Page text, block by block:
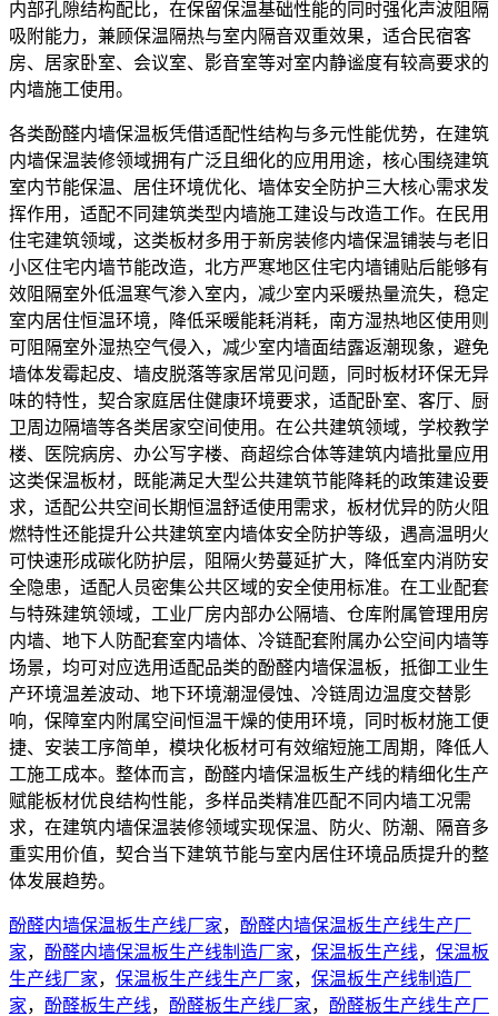
内部孔隙结构配比，在保留保温基础性能的同时强化声波阻隔
吸附能力，兼顾保温隔热与室内隔音双重效果，适合民宿客
房、居家卧室、会议室、影音室等对室内静谧度有较高要求的
内墙施工使用。
各类酚醛内墙保温板凭借适配性结构与多元性能优势，在建筑
内墙保温装修领域拥有广泛且细化的应用用途，核心围绕建筑
室内节能保温、居住环境优化、墙体安全防护三大核心需求发
挥作用，适配不同建筑类型内墙施工建设与改造工作。在民用
住宅建筑领域，这类板材多用于新房装修内墙保温铺装与老旧
小区住宅内墙节能改造，北方严寒地区住宅内墙铺贴后能够有
效阻隔室外低温寒气渗入室内，减少室内采暖热量流失，稳定
室内居住恒温环境，降低采暖能耗消耗，南方湿热地区使用则
可阻隔室外湿热空气侵入，减少室内墙面结露返潮现象，避免
墙体发霉起皮、墙皮脱落等家居常见问题，同时板材环保无异
味的特性，契合家庭居住健康环境要求，适配卧室、客厅、厨
卫周边隔墙等各类居家空间使用。在公共建筑领域，学校教学
楼、医院病房、办公写字楼、商超综合体等建筑内墙批量应用
这类保温板材，既能满足大型公共建筑节能降耗的政策建设要
求，适配公共空间长期恒温舒适使用需求，板材优异的防火阻
燃特性还能提升公共建筑室内墙体安全防护等级，遇高温明火
可快速形成碳化防护层，阻隔火势蔓延扩大，降低室内消防安
全隐患，适配人员密集公共区域的安全使用标准。在工业配套
与特殊建筑领域，工业厂房内部办公隔墙、仓库附属管理用房
内墙、地下人防配套室内墙体、冷链配套附属办公空间内墙等
场景，均可对应选用适配品类的酚醛内墙保温板，抵御工业生
产环境温差波动、地下环境潮湿侵蚀、冷链周边温度交替影
响，保障室内附属空间恒温干燥的使用环境，同时板材施工便
捷、安装工序简单，模块化板材可有效缩短施工周期，降低人
工施工成本。整体而言，酚醛内墙保温板生产线的精细化生产
赋能板材优良结构性能，多样品类精准匹配不同内墙工况需
求，在建筑内墙保温装修领域实现保温、防火、防潮、隔音多
重实用价值，契合当下建筑节能与室内居住环境品质提升的整
体发展趋势。
酚醛内墙保温板生产线厂家， 酚醛内墙保温板生产线生产厂
家， 酚醛内墙保温板生产线制造厂家， 保温板生产线， 保温板
生产线厂家， 保温板生产线生产厂家， 保温板生产线制造厂
家， 酚醛板生产线， 酚醛板生产线厂家， 酚醛板生产线生产厂